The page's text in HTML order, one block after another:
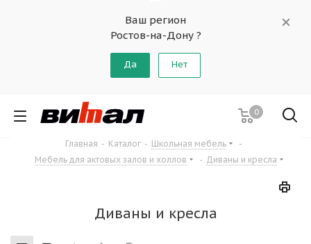
Ваш регион
Ростов-на-Дону ?
Да Нет
0
Главная - Каталог - Школьная мебель
-
Мебель для актовых залов и холлов
- Диваны и кресла
Диваны и кресла